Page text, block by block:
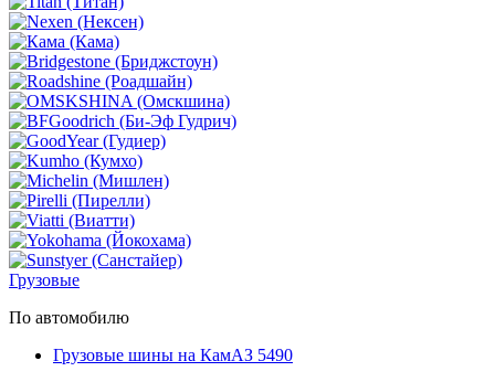
Грузовые
По автомобилю
Грузовые шины на КамАЗ 5490